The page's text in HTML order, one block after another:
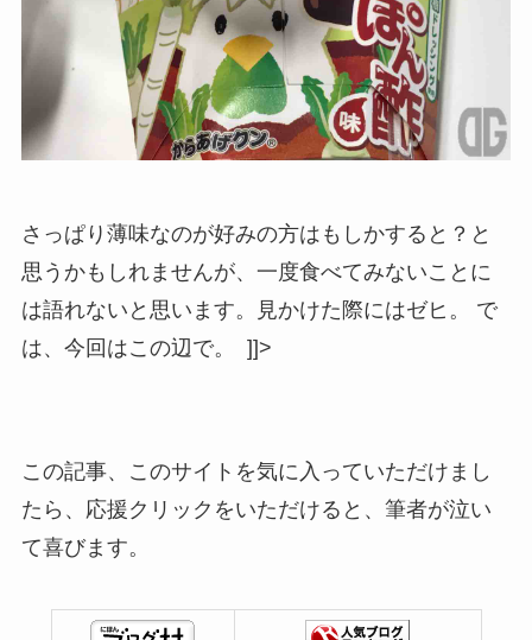
さっぱり薄味なのが好みの方はもしかすると？と
思うかもしれませんが、一度食べてみないことに
は語れないと思います。見かけた際にはゼヒ。 で
は、今回はこの辺で。 ]]>
この記事、このサイトを気に入っていただけまし
たら、応援クリックをいただけると、筆者が泣い
て喜びます。